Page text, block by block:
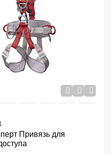
Привязь для